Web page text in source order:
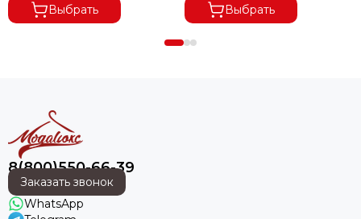
Выбрать
Выбрать
8(800)550-66-39
Заказать звонок
WhatsApp